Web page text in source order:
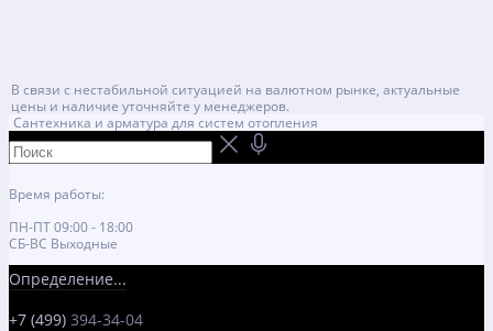
В связи с нестабильной ситуацией на валютном рынке, актуальные
цены и наличие уточняйте у менеджеров.
Сантехника и арматура для систем отопления
Время работы:
ПН-ПТ 09:00 - 18:00
СБ-ВС Выходные
Определение...
+7 (499) 394-34-04